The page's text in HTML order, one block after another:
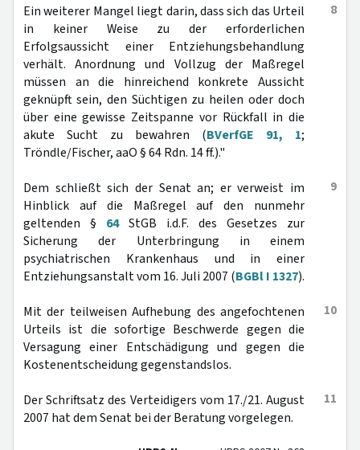
8
Ein weiterer Mangel liegt darin, dass sich das Urteil
in keiner Weise zu der erforderlichen
Erfolgsaussicht einer Entziehungsbehandlung
verhält. Anordnung und Vollzug der Maßregel
müssen an die hinreichend konkrete Aussicht
geknüpft sein, den Süchtigen zu heilen oder doch
über eine gewisse Zeitspanne vor Rückfall in die
akute Sucht zu bewahren (BVerfGE 91, 1;
Tröndle/Fischer, aaO § 64 Rdn. 14 ff.)."
9
Dem schließt sich der Senat an; er verweist im
Hinblick auf die Maßregel auf den nunmehr
geltenden § 64StGB i.d.F. des Gesetzes zur
Sicherung der Unterbringung in einem
psychiatrischen Krankenhaus und in einer
Entziehungsanstalt vom 16. Juli 2007 (BGBl I 1327).
10
Mit der teilweisen Aufhebung des angefochtenen
Urteils ist die sofortige Beschwerde gegen die
Versagung einer Entschädigung und gegen die
Kostenentscheidung gegenstandslos.
11
Der Schriftsatz des Verteidigers vom 17./21. August
2007 hat dem Senat bei der Beratung vorgelegen.